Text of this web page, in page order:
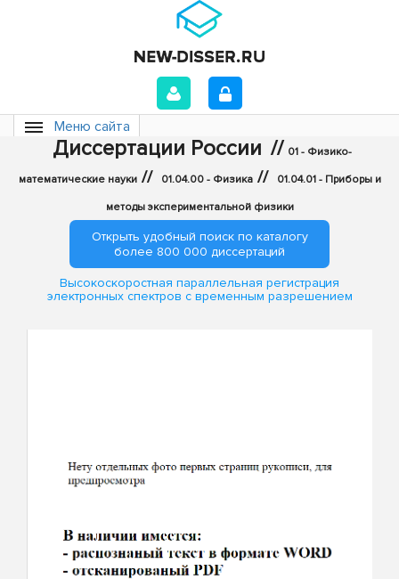
Меню сайта
Диссертации России // 01 - Физико-
математические науки // 01.04.00 - Физика // 01.04.01 - Приборы и
методы экспериментальной физики
Открыть удобный поиск по каталогу
более 800 000 диссертаций
Высокоскоростная параллельная регистрация
электронных спектров с временным разрешением